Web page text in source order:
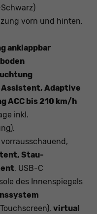
vorn und hinten,
anklappbar
Assistent, Adaptive
ACC bis 210 km/h
inkl.
Stau-
, USB-C
des Innenspiegels
virtual